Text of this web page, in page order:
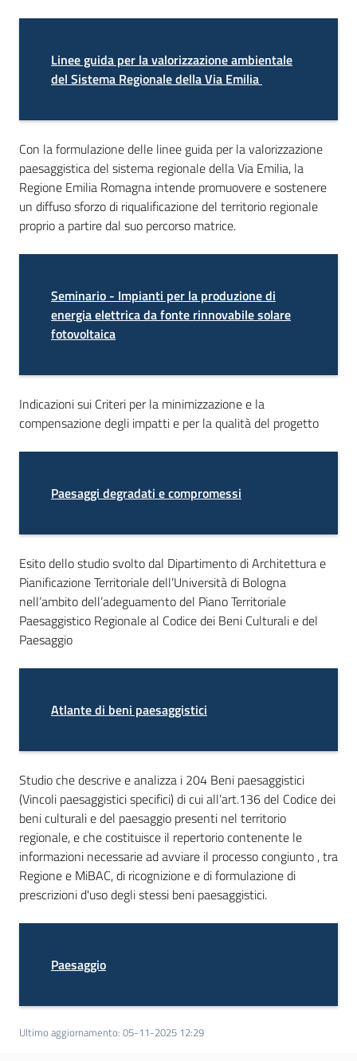
ProgettiLinee guida per la valorizzazione ambientale
del Sistema Regionale della Via Emilia
Con la formulazione delle linee guida per la valorizzazione
paesaggistica del sistema regionale della Via Emilia, la
Regione Emilia Romagna intende promuovere e sostenere
un diffuso sforzo di riqualificazione del territorio regionale
proprio a partire dal suo percorso matrice.
Seminario - Impianti per la produzione di
energia elettrica da fonte rinnovabile solare
fotovoltaica
Indicazioni sui Criteri per la minimizzazione e la
compensazione degli impatti e per la qualità del progetto
Paesaggi degradati e compromessi
Esito dello studio svolto dal Dipartimento di Architettura e
Pianificazione Territoriale dell’Università di Bologna
nell’ambito dell’adeguamento del Piano Territoriale
Paesaggistico Regionale al Codice dei Beni Culturali e del
Paesaggio
Atlante di beni paesaggistici
Studio che descrive e analizza i 204 Beni paesaggistici
(Vincoli paesaggistici specifici) di cui all’art.136 del Codice dei
beni culturali e del paesaggio presenti nel territorio
regionale, e che costituisce il repertorio contenente le
informazioni necessarie ad avviare il processo congiunto , tra
Regione e MiBAC, di ricognizione e di formulazione di
prescrizioni d'uso degli stessi beni paesaggistici.
Paesaggio
Ultimo aggiornamento: 05-11-2025 12:29